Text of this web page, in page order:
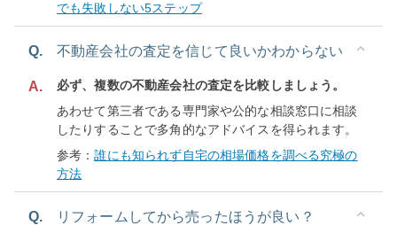
でも失敗しない5ステップ
Q. 不動産会社の査定を信じて良いかわからない
A.
必ず、複数の不動産会社の査定を比較しましょう。
あわせて第三者である専門家や公的な相談窓口に相談
したりすることで多角的なアドバイスを得られます。
参考：誰にも知られず自宅の相場価格を調べる究極の
方法
Q. リフォームしてから売ったほうが良い？